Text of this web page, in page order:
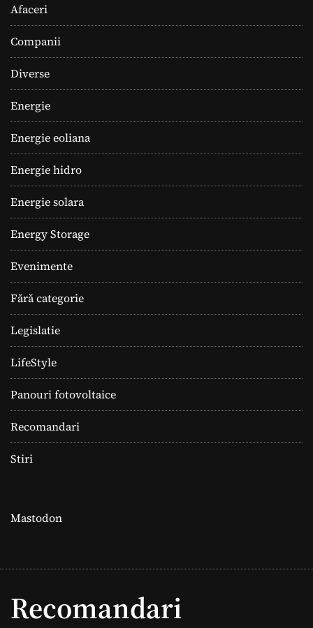
Afaceri
Companii
Diverse
Energie
Energie eoliana
Energie hidro
Energie solara
Energy Storage
Evenimente
Fără categorie
Legislatie
LifeStyle
Panouri fotovoltaice
Recomandari
Stiri
Mastodon
Recomandari